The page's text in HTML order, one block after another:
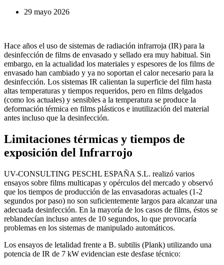
29 mayo 2026
Hace años el uso de sistemas de radiación infrarroja (IR) para la
desinfección de films de envasado y sellado era muy habitual. Sin
embargo, en la actualidad los materiales y espesores de los films de
envasado han cambiado y ya no soportan el calor necesario para la
desinfección. Los sistemas IR calientan la superficie del film hasta
altas temperaturas y tiempos requeridos, pero en films delgados
(como los actuales) y sensibles a la temperatura se produce la
deformación térmica en films plásticos e inutilización del material
antes incluso que la desinfección.
Limitaciones térmicas y tiempos de
exposición del Infrarrojo
UV-CONSULTING PESCHL ESPAÑA S.L. realizó varios
ensayos sobre films multicapas y opérculos del mercado y observó
que los tiempos de producción de las envasadoras actuales (1-2
segundos por paso) no son suficientemente largos para alcanzar una
adecuada desinfección. En la mayoría de los casos de films, éstos se
reblandecían incluso antes de 10 segundos, lo que provocaría
problemas en los sistemas de manipulado automáticos.
Los ensayos de letalidad frente a B. subtilis (Plank) utilizando una
potencia de IR de 7 kW evidencian este desfase técnico: